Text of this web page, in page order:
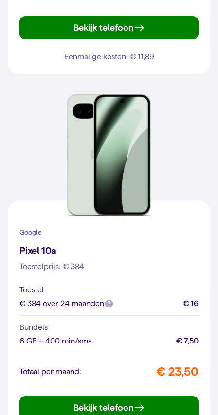
Bekijk telefoon
Eenmalige kosten: € 11,89
Google
Pixel 10a
Toestelprijs: € 384
Toestel
€ 384 over 24 maanden
€ 16
Bundels
6 GB + 400 min/sms
€ 7,50
Totaal per maand: € 23,50
Bekijk telefoon